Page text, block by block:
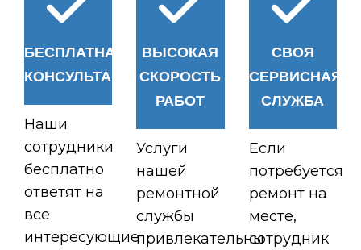
БЕСПЛАТНАЯ
КОНСУЛЬТАЦИЯ
Наши
сотрудники
бесплатно
ответят на
все
интересующие
ВЫСОКАЯ
СКОРОСТЬ
РАБОТ
Услуги
нашей
ремонтной
службы
привлекательны
СВОЯ
СЕРВИСНАЯ
СЛУЖБА
Если
потребуется
ремонт на
месте,
сотрудник